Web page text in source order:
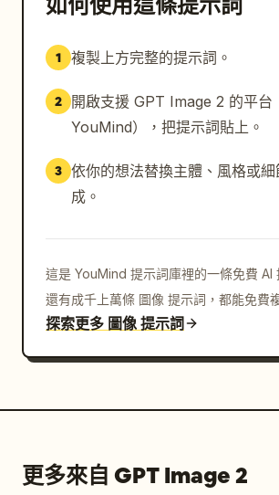
1 複製上方完整的提示詞。
2
開啟支援 GPT Image 2 的平台
YouMind），把提示詞貼上。
3 依你的想法替換主體、風格或
成。
這是 YouMind 提示詞庫裡的一條免費 AI
還有成千上萬條 圖像 提示詞，都能免費
探索更多 圖像 提示詞
更多來自 GPT Image 2